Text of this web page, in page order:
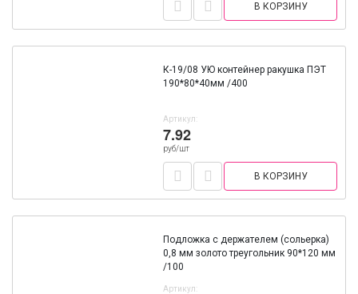
В КОРЗИНУ
К-19/08 УЮ контейнер ракушка ПЭТ
190*80*40мм /400
Артикул:
7.92
руб/шт
В КОРЗИНУ
Подложка с держателем (сольерка)
0,8 мм золото треугольник 90*120 мм
/100
Артикул: